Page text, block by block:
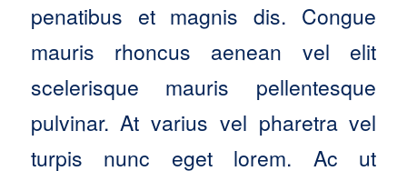
penatibus et magnis dis. Congue
mauris rhoncus aenean vel elit
scelerisque mauris pellentesque
pulvinar. At varius vel pharetra vel
turpis nunc eget lorem. Ac ut